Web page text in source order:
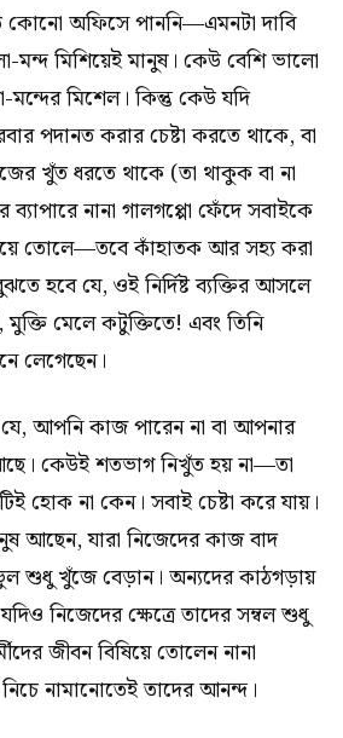
কোনো অফিসে পাননি—এমনটা দাবি
মন্দ মিশিয়েই মানুষ। কেউ বেশি ভালো
মিশেল। কিন্তু কেউ যদি
পদানত করার চেষ্টা করতে থাকে, বা
খুঁত ধরতে থাকে (তা থাকুক বা না
নানা গালগপ্পো ফেঁদে সবাইকে
তোলে—তবে কাঁহাতক আর সহ্য করা
হবে যে, ওই নির্দিষ্ট ব্যক্তির আসলে
মুক্তি মেলে কটুক্তিতে! এবং তিনি
লেগেছেন।
আপনি কাজ পারেন না বা আপনার
কেউই শতভাগ নিখুঁত হয় না—তা
হোক না কেন। সবাই চেষ্টা করে যায়।
আছেন, যারা নিজেদের কাজ বাদ
শুধু খুঁজে বেড়ান। অন্যদের কাঠগড়ায়
নিজেদের ক্ষেত্রে তাদের সম্বল শুধু
জীবন বিষিয়ে তোলেন নানা
নামানোতেই তাদের আনন্দ।